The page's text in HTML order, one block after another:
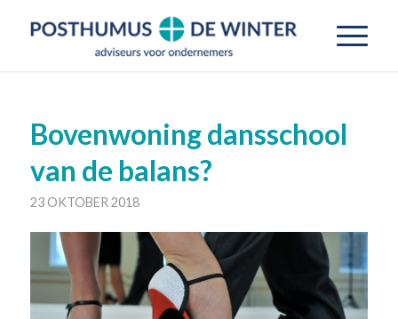
Bovenwoning dansschool
van de balans?
23 OKTOBER 2018